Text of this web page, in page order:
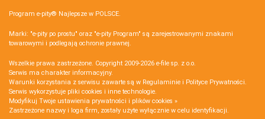
Program e-pity® Najlepsze w POLSCE.
Marki: "e-pity po prostu" oraz "e-pity Program" są zarejestrowanymi znakami
towarowymi i podlegają ochronie prawnej.
Wszelkie prawa zastrzeżone. Copyright 2009-2026 e-file sp. z o.o.
Serwis ma charakter informacyjny.
Warunki korzystania z serwisu zawarte są w Regulaminie i Polityce Prywatności.
Serwis wykorzystuje pliki cookies i inne technologie.
Modyfikuj Twoje ustawienia prywatności i plików cookies »
Zastrzeżone nazwy i loga firm, zostały użyte wyłącznie w celu identyfikacji.